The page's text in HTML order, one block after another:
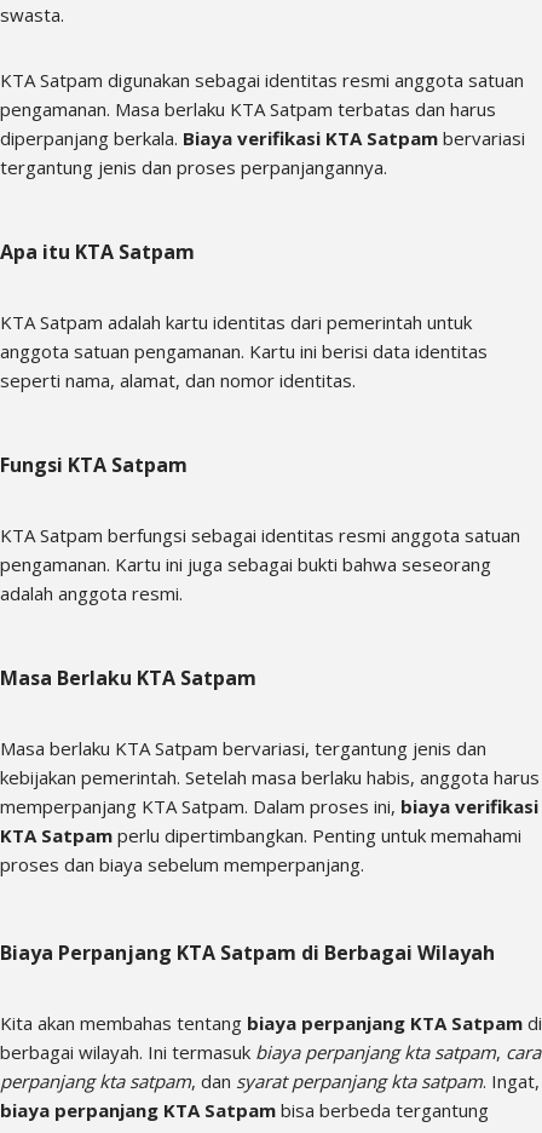
swasta.
KTA Satpam digunakan sebagai identitas resmi anggota satuan
pengamanan. Masa berlaku KTA Satpam terbatas dan harus
diperpanjang berkala. Biaya verifikasi KTA Satpam bervariasi
tergantung jenis dan proses perpanjangannya.
Apa itu KTA Satpam
KTA Satpam adalah kartu identitas dari pemerintah untuk
anggota satuan pengamanan. Kartu ini berisi data identitas
seperti nama, alamat, dan nomor identitas.
Fungsi KTA Satpam
KTA Satpam berfungsi sebagai identitas resmi anggota satuan
pengamanan. Kartu ini juga sebagai bukti bahwa seseorang
adalah anggota resmi.
Masa Berlaku KTA Satpam
Masa berlaku KTA Satpam bervariasi, tergantung jenis dan
kebijakan pemerintah. Setelah masa berlaku habis, anggota harus
memperpanjang KTA Satpam. Dalam proses ini, biaya verifikasi
KTA Satpam perlu dipertimbangkan. Penting untuk memahami
proses dan biaya sebelum memperpanjang.
Biaya Perpanjang KTA Satpam di Berbagai Wilayah
Kita akan membahas tentang biaya perpanjang KTA Satpam di
berbagai wilayah. Ini termasuk biaya perpanjang kta satpam, cara
perpanjang kta satpam, dan syarat perpanjang kta satpam. Ingat,
biaya perpanjang KTA Satpam bisa berbeda tergantung